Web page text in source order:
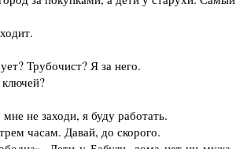
Трубочист? Я за него.
не заходи, я буду работать.
часам. Давай, до скорого.